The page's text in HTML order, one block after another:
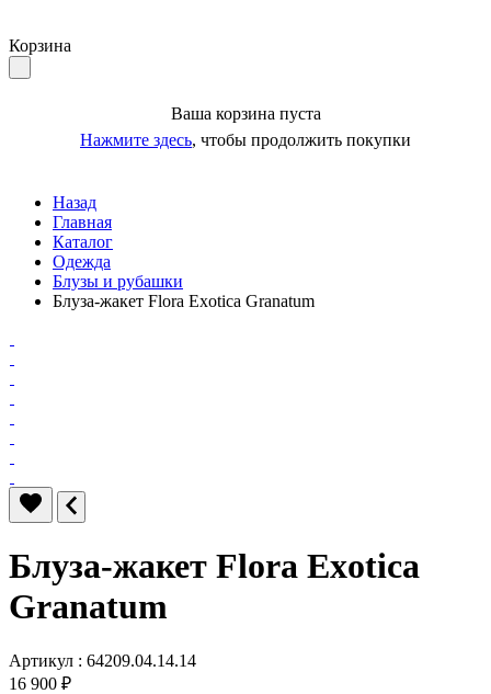
Корзина
Ваша корзина пуста
Нажмите здесь, чтобы продолжить покупки
Назад
Главная
Каталог
Одежда
Блузы и рубашки
Блуза-жакет Flora Exotica Granatum
Блуза-жакет Flora Exotica
Granatum
Артикул : 64209.04.14.14
16 900 ₽